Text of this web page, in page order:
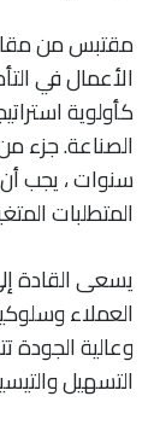
كأولوية
الصناعة. جزء
سنوات ، يجب أن
المتطلبات
يسعى القادة
العملاء
وعالية
التسهيل